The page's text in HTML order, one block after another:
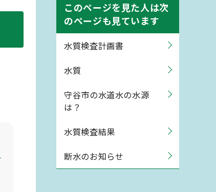
このページを見た人は次
のページも見ています
水質検査計画書
水質
守谷市の水道水の水源
は？
水質検査結果
断水のお知らせ